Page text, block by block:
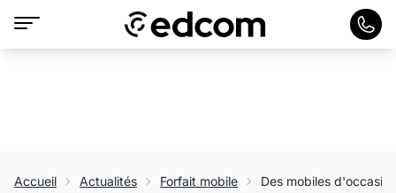
Accueil Actualités Forfait mobile